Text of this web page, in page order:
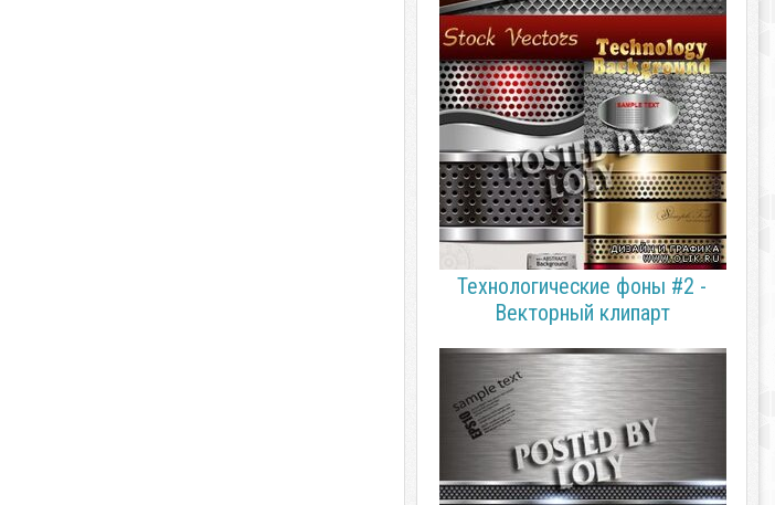
Технологические фоны #2 -
Векторный клипарт